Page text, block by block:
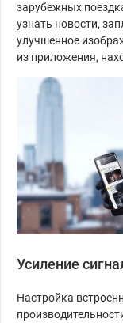
зарубежных
узнать новости,
улучшенное
из приложения,
Усиление
Настройка